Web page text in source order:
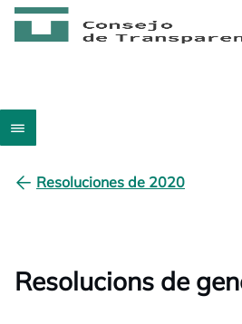
Resoluciones de 2020
Resolucions de